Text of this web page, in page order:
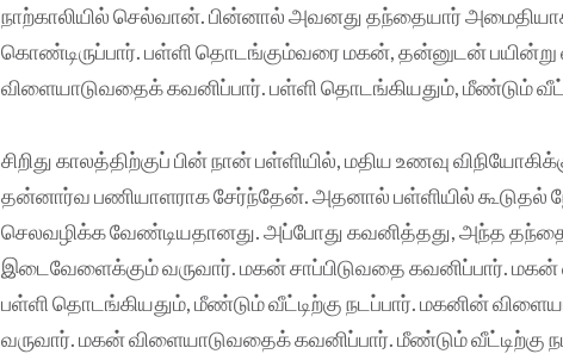
நாற்காலியில் செல்வான். பின்னால் அவனது தந்தையார்
கொண்டிருப்பார். பள்ளி தொடங்கும்வரை மகன், தன்னுடன்
விளையாடுவதைக் கவனிப்பார். பள்ளி தொடங்கியதும், மீண்டும்
சிறிது காலத்திற்குப் பின் நான் பள்ளியில், மதிய உணவு
தன்னார்வ பணியாளராக சேர்ந்தேன். அதனால் பள்ளியில் கூடுதல்
செலவழிக்க வேண்டியதானது. அப்போது கவனித்தது, அந்த
இடைவேளைக்கும் வருவார். மகன் சாப்பிடுவதை கவனிப்பார்.
பள்ளி தொடங்கியதும், மீண்டும் வீட்டிற்கு நடப்பார். மகனின்
வருவார். மகன் விளையாடுவதைக் கவனிப்பார். மீண்டும் வீட்டிற்கு